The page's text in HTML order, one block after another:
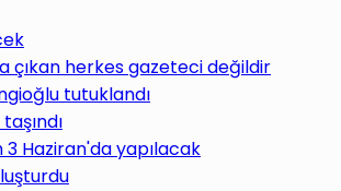
çıkan herkes gazeteci değildir
tutuklandı
3 Haziran'da yapılacak